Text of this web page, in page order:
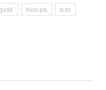
hoops oro